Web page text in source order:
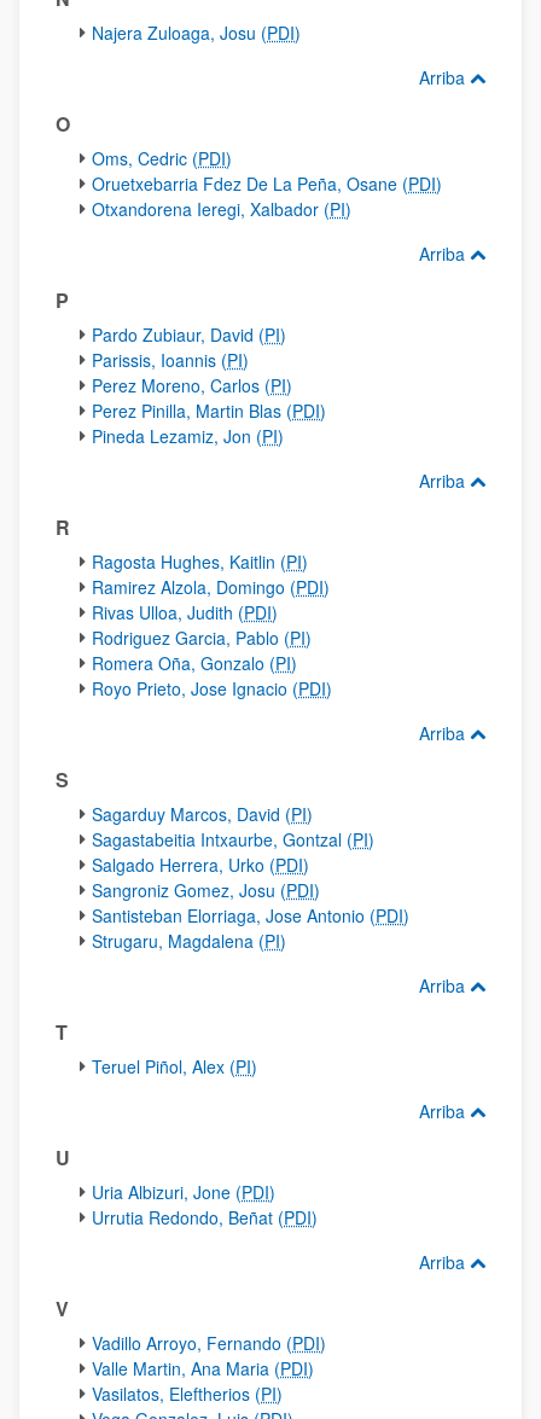
Najera Zuloaga, Josu (PDI)
Arriba
O
Oms, Cedric (PDI)
Oruetxebarria Fdez De La Peña, Osane (PDI)
Otxandorena Ieregi, Xalbador (PI)
Arriba
P
Pardo Zubiaur, David (PI)
Parissis, Ioannis (PI)
Perez Moreno, Carlos (PI)
Perez Pinilla, Martin Blas (PDI)
Pineda Lezamiz, Jon (PI)
Arriba
R
Ragosta Hughes, Kaitlin (PI)
Ramirez Alzola, Domingo (PDI)
Rivas Ulloa, Judith (PDI)
Rodriguez Garcia, Pablo (PI)
Romera Oña, Gonzalo (PI)
Royo Prieto, Jose Ignacio (PDI)
Arriba
S
Sagarduy Marcos, David (PI)
Sagastabeitia Intxaurbe, Gontzal (PI)
Salgado Herrera, Urko (PDI)
Sangroniz Gomez, Josu (PDI)
Santisteban Elorriaga, Jose Antonio (PDI)
Strugaru, Magdalena (PI)
Arriba
T
Teruel Piñol, Alex (PI)
Arriba
U
Uria Albizuri, Jone (PDI)
Urrutia Redondo, Beñat (PDI)
Arriba
V
Vadillo Arroyo, Fernando (PDI)
Valle Martin, Ana Maria (PDI)
Vasilatos, Eleftherios (PI)